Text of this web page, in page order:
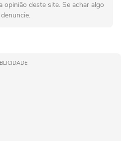
opinião deste site. Se achar algo